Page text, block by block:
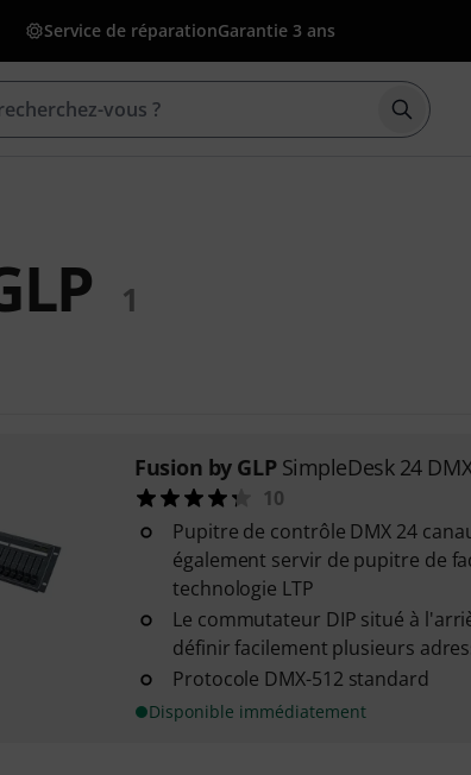
Service de réparationGarantie 3 ans
1
Fusion by GLP SimpleDesk 24
10
Pupitre de contrôle DMX 24
également servir de pupitre de
technologie LTP
Le commutateur DIP situé à
définir facilement plusieurs
Protocole DMX-512 standard
Disponible immédiatement